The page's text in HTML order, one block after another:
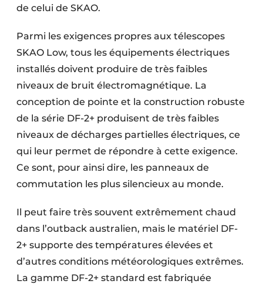
de celui de SKAO.
Parmi les exigences propres aux télescopes
SKAO Low, tous les équipements électriques
installés doivent produire de très faibles
niveaux de bruit électromagnétique. La
conception de pointe et la construction robuste
de la série DF-2+ produisent de très faibles
niveaux de décharges partielles électriques, ce
qui leur permet de répondre à cette exigence.
Ce sont, pour ainsi dire, les panneaux de
commutation les plus silencieux au monde.
Il peut faire très souvent extrêmement chaud
dans l’outback australien, mais le matériel DF-
2+ supporte des températures élevées et
d’autres conditions météorologiques extrêmes.
La gamme DF-2+ standard est fabriquée